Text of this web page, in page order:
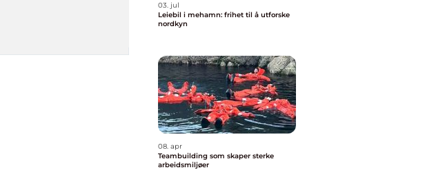
03. jul
Leiebil i mehamn: frihet til å utforske
nordkyn
08. apr
Teambuilding som skaper sterke
arbeidsmiljøer